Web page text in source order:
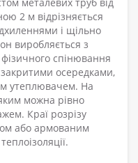
2 м відрізняється
і щільно
виробляється з
спінювання
осередками,
утеплювачем. На
можна рівно
Краї розрізу
або армованим